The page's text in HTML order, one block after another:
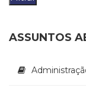
Televisão
Temas
Terapia
ASSUNTOS